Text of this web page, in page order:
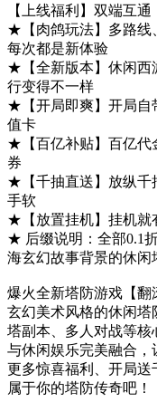
【上线福利】双端互通
★【肉鸽玩法】多路线
每次都是新体验
★【全新版本】休闲西
行变得不一样
★【开局即爽】开局自
值卡
★【百亿补贴】百亿代
券
★【千抽直送】放纵千
手软
★【放置挂机】挂机就
★ 后缀说明：全部0.1
海玄幻故事背景的休闲
爆火全新塔防游戏【
玄幻美术风格的休闲塔
塔副本、多人对战等
与休闲娱乐完美融合
更多惊喜福利、开局
属于你的塔防传奇吧！